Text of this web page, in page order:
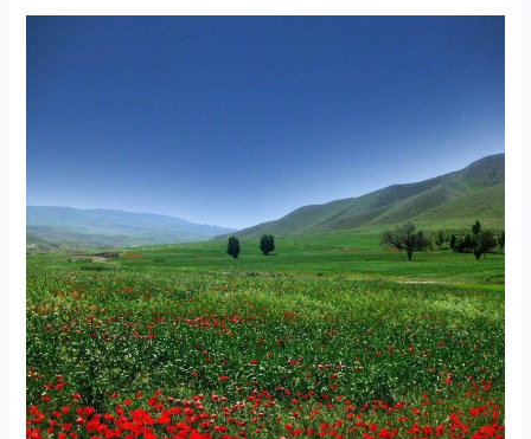
۷۵
”
عشق
Love”